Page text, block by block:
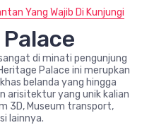
Yang Wajib Di Kunjungi
di minati pengunjung
Palace ini merupkan
belanda yang hingga
arisitektur yang unik kalian
3D, Museum transport,
lainnya.